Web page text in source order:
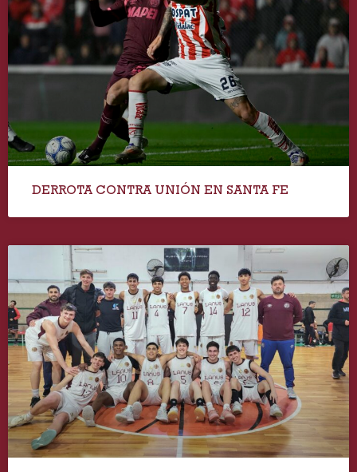
DERROTA CONTRA UNIÓN EN SANTA FE